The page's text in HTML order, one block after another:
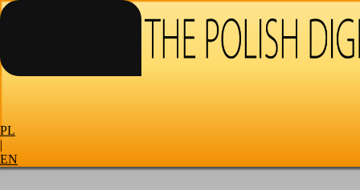
PL
|
EN